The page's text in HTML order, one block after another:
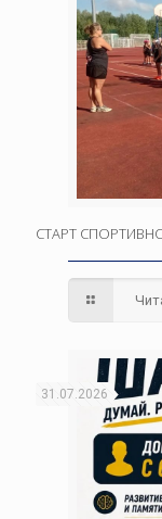
СТАРТ
31.07.2026